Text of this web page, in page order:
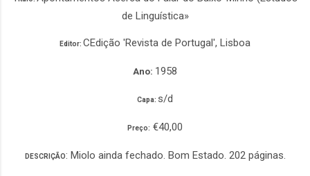
de Linguística»
Editor: CEdição 'Revista de Portugal', Lisboa
Ano: 1958
Capa: s/d
Preço: €40,00
DESCRIÇÃO: Miolo ainda fechado. Bom Estado. 202 páginas.